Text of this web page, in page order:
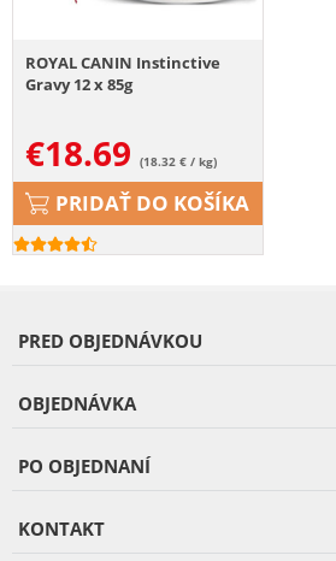
ROYAL CANIN Instinctive
Gravy 12 x 85g
€18.69 (18.32 € / kg)
PRIDAŤ DO KOŠÍKA
PRED OBJEDNÁVKOU
OBJEDNÁVKA
PO OBJEDNANÍ
KONTAKT